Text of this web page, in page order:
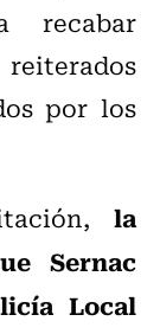
recabar
por los
la
Sernac
Local